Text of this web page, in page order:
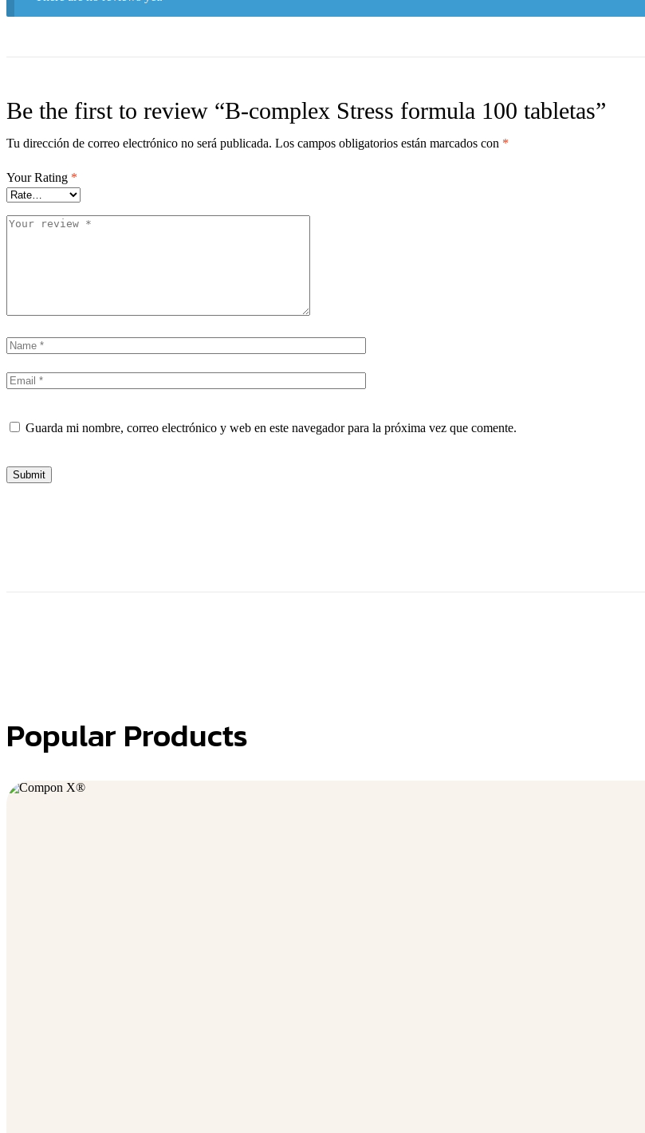
Be the first to review “B-complex Stress formula 100 tabletas”
Tu dirección de correo electrónico no será publicada. Los campos obligatorios están marcados con *
Your Rating *
Guarda mi nombre, correo electrónico y web en este navegador para la próxima vez que comente.
Submit
Popular Products